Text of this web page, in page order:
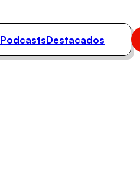
PodcastsDestacados